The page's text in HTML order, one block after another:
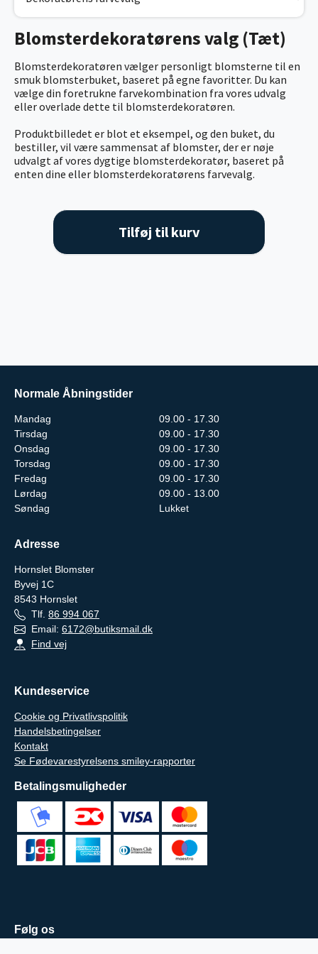
Blomsterdekoratørens valg (Tæt)
Blomsterdekoratøren vælger personligt blomsterne til en
smuk blomsterbuket, baseret på egne favoritter. Du kan
vælge din foretrukne farvekombination fra vores udvalg
eller overlade dette til blomsterdekoratøren.
Produktbilledet er blot et eksempel, og den buket, du
bestiller, vil være sammensat af blomster, der er nøje
udvalgt af vores dygtige blomsterdekoratør, baseret på
enten dine eller blomsterdekoratørens farvevalg.
Tilføj til kurv
Normale Åbningstider
Mandag
09.00 - 17.30
Tirsdag
09.00 - 17.30
Onsdag
09.00 - 17.30
Torsdag
09.00 - 17.30
Fredag
09.00 - 17.30
Lørdag
09.00 - 13.00
Søndag
Lukket
Adresse
Hornslet Blomster
Byvej 1C
8543 Hornslet
Tlf. 86 994 067
Email: 6172@butiksmail.dk
Find vej
Kundeservice
Cookie og Privatlivspolitik
Handelsbetingelser
Kontakt
Se Fødevarestyrelsens smiley-rapporter
Betalingsmuligheder
Følg os